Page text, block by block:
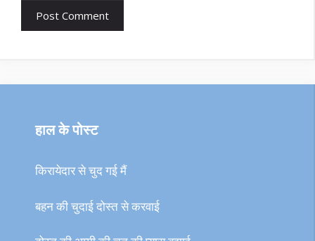
हाल के पोस्ट
किरायेदार से चुद गई मैं
बहन की चुदाई दोस्त से करवाई